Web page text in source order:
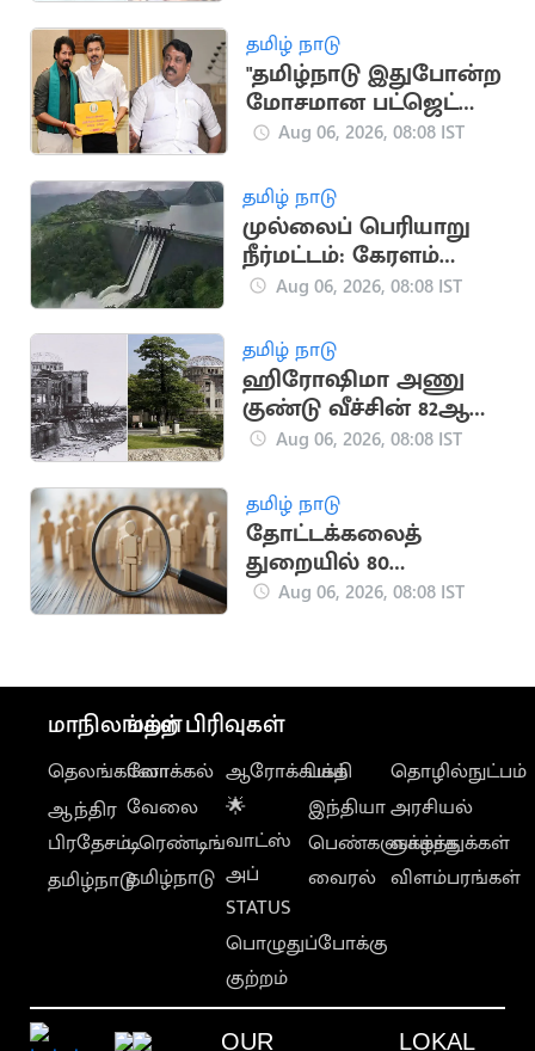
தமிழ் நாடு
"தமிழ்நாடு இதுபோன்ற
மோசமான பட்ஜெட்டை
பார்த்ததில்லை"..
Aug 06, 2026, 08:08 IST
தமிழ் நாடு
முல்லைப் பெரியாறு
நீர்மட்டம்: கேரளம்
அமைச்சர் எச்சரிக்கை
Aug 06, 2026, 08:08 IST
தமிழ் நாடு
ஹிரோஷிமா அணு
குண்டு வீச்சின் 82ஆம்
ஆண்டு நினைவு
Aug 06, 2026, 08:08 IST
தமிழ் நாடு
தோட்டக்கலைத்
துறையில் 80
காலிப்பணியிடங்கள்
Aug 06, 2026, 08:08 IST
மாநிலங்கள்
தெலங்கானா
ஆந்திர
பிரதேசம்
தமிழ்நாடு
மற்ற பிரிவுகள்
லோக்கல்
வேலை
டிரெண்டிங்
தமிழ்நாடு
ஆரோக்கியம்
🌟
வாட்ஸ்
அப்
STATUS
பொழுதுப்போக்கு
குற்றம்
பக்தி
இந்தியா
பெண்களுக்காக
வைரல்
தொழில்நுட்பம்
அரசியல்
வாழ்த்துக்கள்
விளம்பரங்கள்
OUR LOKAL